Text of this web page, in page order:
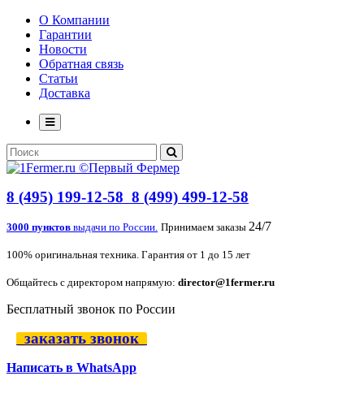
О Компании
Гарантии
Новости
Обратная связь
Статьи
Доставка
8 (495) 199-12-58 8 (499) 499-12-58
3000 пунктов выдачи по России. Принимаем заказы 24/7
100% оригинальная техника. Гарантия от 1 до 15 лет
Общайтесь с директором напрямую: director@1fermer.ru
Бесплатный звонок по России
заказать звонок
Написать в WhatsApp